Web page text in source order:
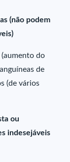
(não podem
(aumento do
de
(de vários
ou
indesejáveis